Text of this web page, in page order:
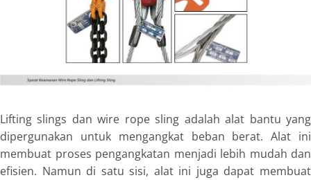
Lifting slings danwire rope sling adalah alat bantu yang
dipergunakan untuk mengangkat beban berat. Alat ini
membuat proses pengangkatan menjadi lebih mudah dan
efisien. Namun di satu sisi, alat ini juga dapat membuat